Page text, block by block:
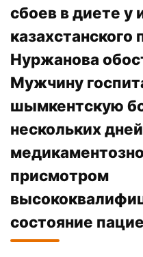
сбоев в диете у
казахстанского
Нуржанова
Мужчину
шымкентскую
нескольких дней
присмотром
состояние